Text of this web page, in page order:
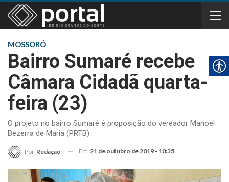
MOSSORÓ
Bairro Sumaré recebe
Câmara Cidadã quarta-
feira (23)
O projeto no bairro Sumaré é proposição do vereador Manoel
Bezerra de Maria (PRTB).
Por Redação Em 21 de outubro de 2019 - 10:35